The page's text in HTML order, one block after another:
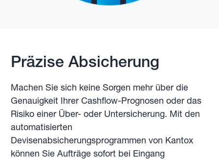
Präzise Absicherung
Machen Sie sich keine Sorgen mehr über die
Genauigkeit Ihrer Cashflow-Prognosen oder das
Risiko einer Über- oder Untersicherung. Mit den
automatisierten
Devisenabsicherungsprogrammen von Kantox
können Sie Aufträge sofort bei Eingang